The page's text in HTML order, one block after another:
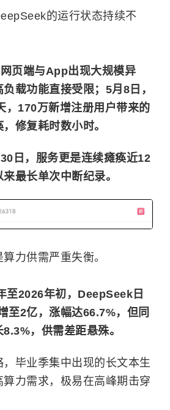
的运行状态持续不
页端与App出现大规模异
载功能直接受限；5月8日，
，170万新增注册用户带来的
修复耗时数小时。
日，服务更是连续瘫痪近12
最长单次中断纪录。
力供需严重失衡。
至2026年初，DeepSeek日
至2亿，涨幅达66.7%，但同
，供需差距悬殊。
毕业季集中出现的长文本生
力需求，极易在高峰期击穿